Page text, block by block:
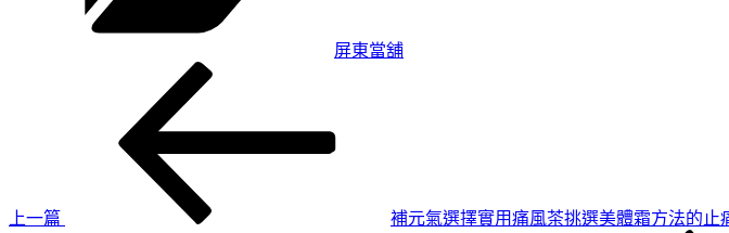
屏東當舖
上一篇
補元氣選擇實用痛風茶挑選美體霜方法的止